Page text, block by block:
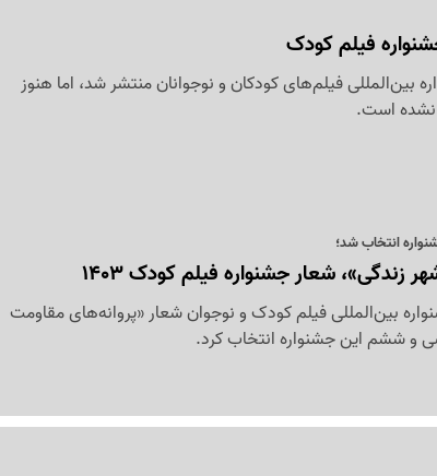
فیلم کودک
فیلم‌های کودکان و نوجوانان منتشر شد، اما هنوز
نشده است.
انتخاب شد؛
زندگی»، شعار جشنواره فیلم کودک 1403
بین‌المللی فیلم کودک و نوجوان شعار «پروانه‌های مقاومت
و ششم این جشنواره انتخاب کرد.